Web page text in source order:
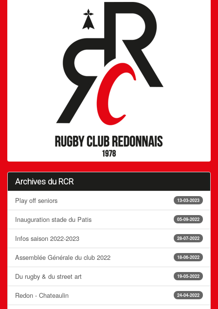
Archives du RCR
13-03-2023
Play off seniors
05-09-2022
Inauguration stade du Patis
28-07-2022
Infos saison 2022-2023
18-06-2022
Assemblée Générale du club 2022
19-05-2022
Du rugby & du street art
24-04-2022
Redon - Chateaulin